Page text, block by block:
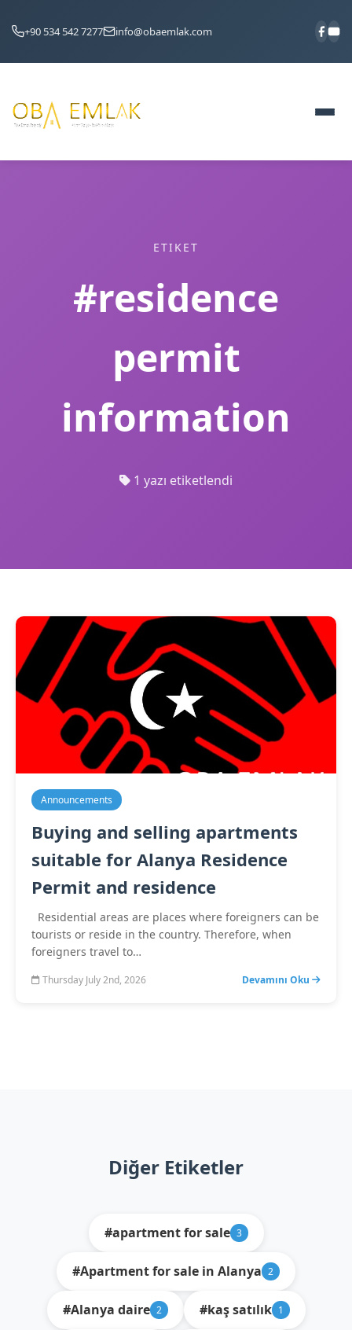
+90 534 542 7277 info@obaemlak.com
ETIKET
#residence
permit
information
1 yazı etiketlendi
Announcements
Buying and selling apartments
suitable for Alanya Residence
Permit and residence
Residential areas are places where foreigners can be
tourists or reside in the country. Therefore, when
foreigners travel to…
Thursday July 2nd, 2026 Devamını Oku
Diğer Etiketler
#apartment for sale 3
#Apartment for sale in Alanya 2
#Alanya daire 2 #kaş satılık 1